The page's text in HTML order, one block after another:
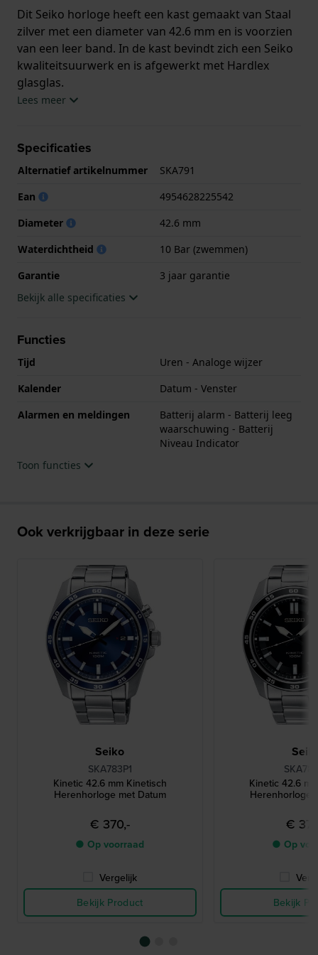
Dit Seiko horloge heeft een kast gemaakt van Staal
zilver met een diameter van 42.6 mm en is voorzien
van een leer band. In de kast bevindt zich een Seiko
kwaliteitsuurwerk en is afgewerkt met Hardlex
glasglas.
horloge geleverd met 3 jaar garantie.
Lees meer
Specificaties
Alternatief artikelnummer
SKA791
Ean
4954628225542
Diameter
42.6 mm
Waterdichtheid
10 Bar (zwemmen)
Garantie
3 jaar garantie
Bekijk alle specificaties
Functies
Tijd
Uren - Analoge wijzer
Kalender
Datum - Venster
Alarmen en meldingen
Batterij alarm - Batterij leeg
waarschuwing - Batterij
Niveau Indicator
Toon functies
Ook verkrijgbaar in deze serie
Seiko
SKA783P1
Kinetic 42.6 mm Kinetisch
Herenhorloge met Datum
€ 370,-
● Op voorraad
Vergelijk
Bekijk Product
Kinetic 42.6
Herenhorloge
€
● Op
Bekijk